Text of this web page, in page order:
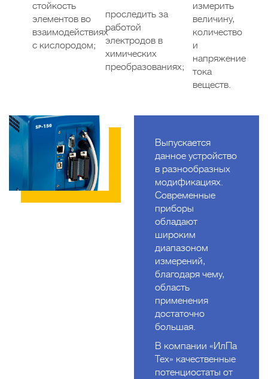
стойкость
элементов во
взаимодействиях
с кислородом;
проследить за
работой
электродов в
химических
преобразованиях;
измерить
величину,
количество
и
напряжение
тока
веществ.
Выпускается
данное устройство
в разнообразных
модификациях.
Современные
приборы
обладают
широким
диапазоном
измерений,
благодаря чему,
область
применения
достаточно
большая.
В компании «ИлПа
Тех» качественные
потенциостаты от